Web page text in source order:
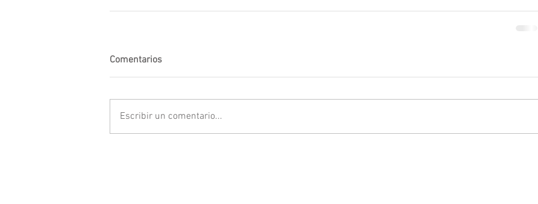
Comentarios
Escribir un comentario...